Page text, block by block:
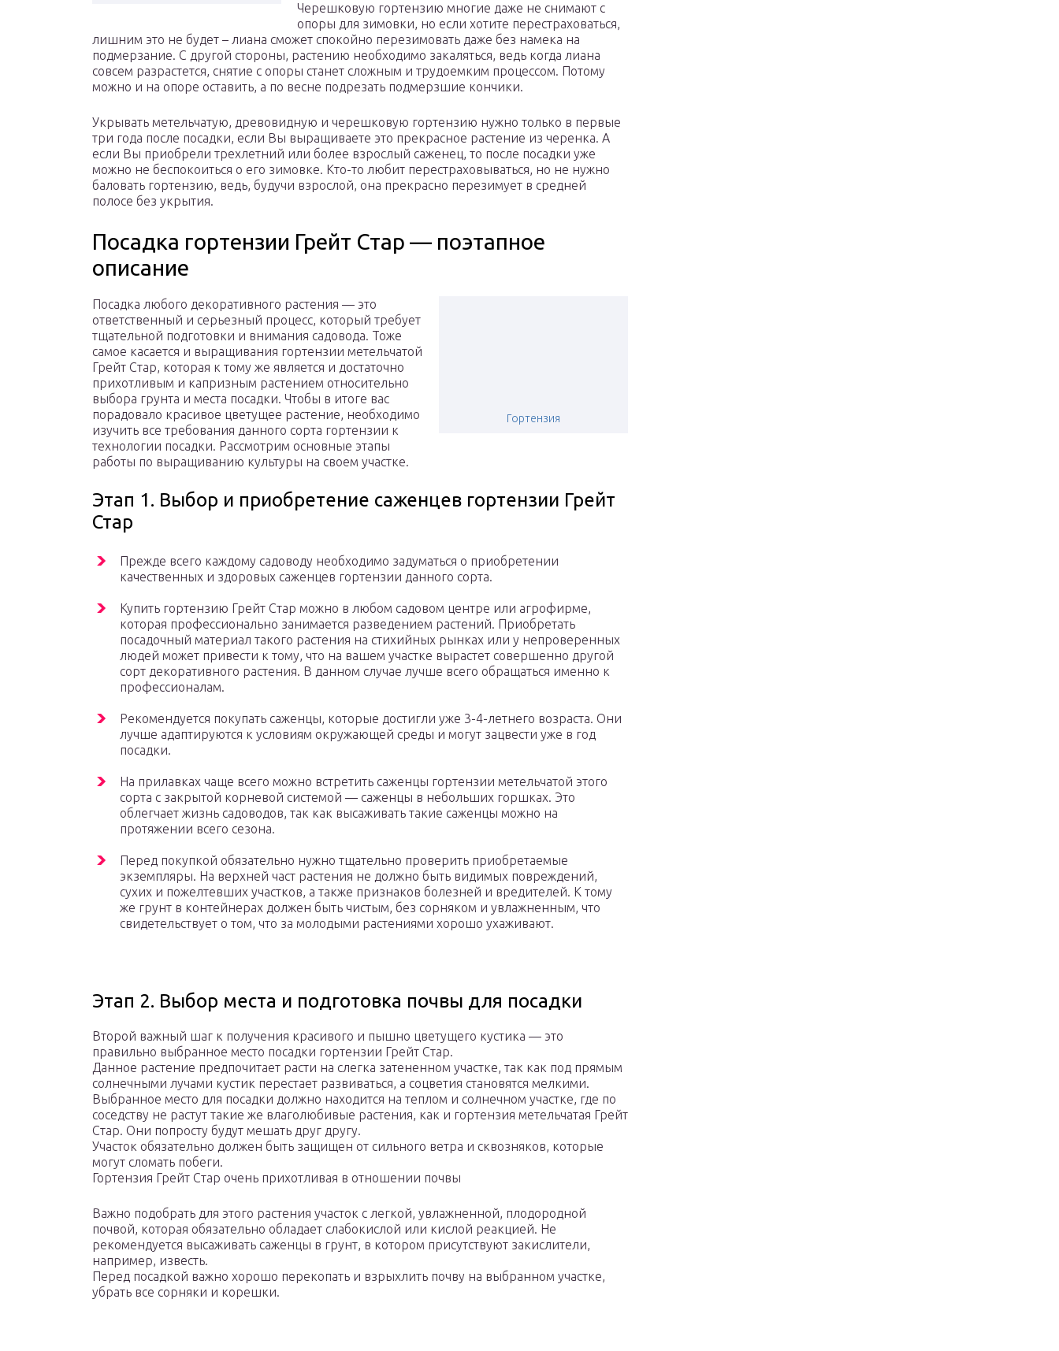
Черешковую гортензию многие даже не снимают с
опоры для зимовки, но если хотите перестраховаться,
лишним это не будет – лиана сможет спокойно перезимовать даже без намека на
подмерзание. С другой стороны, растению необходимо закаляться, ведь когда лиана
совсем разрастется, снятие с опоры станет сложным и трудоемким процессом. Потому
можно и на опоре оставить, а по весне подрезать подмерзшие кончики.
Укрывать метельчатую, древовидную и черешковую гортензию нужно только в первые
три года после посадки, если Вы выращиваете это прекрасное растение из черенка. А
если Вы приобрели трехлетний или более взрослый саженец, то после посадки уже
можно не беспокоиться о его зимовке. Кто-то любит перестраховываться, но не нужно
баловать гортензию, ведь, будучи взрослой, она прекрасно перезимует в средней
полосе без укрытия.
Посадка гортензии Грейт Стар — поэтапное
описание
Гортензия
Посадка любого декоративного растения — это
ответственный и серьезный процесс, который требует
тщательной подготовки и внимания садовода. Тоже
самое касается и выращивания гортензии метельчатой
Грейт Стар, которая к тому же является и достаточно
прихотливым и капризным растением относительно
выбора грунта и места посадки. Чтобы в итоге вас
порадовало красивое цветущее растение, необходимо
изучить все требования данного сорта гортензии к
технологии посадки. Рассмотрим основные этапы
работы по выращиванию культуры на своем участке.
Этап 1. Выбор и приобретение саженцев гортензии Грейт
Стар
Прежде всего каждому садоводу необходимо задуматься о приобретении
качественных и здоровых саженцев гортензии данного сорта.
Купить гортензию Грейт Стар можно в любом садовом центре или агрофирме,
которая профессионально занимается разведением растений. Приобретать
посадочный материал такого растения на стихийных рынках или у непроверенных
людей может привести к тому, что на вашем участке вырастет совершенно другой
сорт декоративного растения. В данном случае лучше всего обращаться именно к
профессионалам.
Рекомендуется покупать саженцы, которые достигли уже 3-4-летнего возраста. Они
лучше адаптируются к условиям окружающей среды и могут зацвести уже в год
посадки.
На прилавках чаще всего можно встретить саженцы гортензии метельчатой этого
сорта с закрытой корневой системой — саженцы в небольших горшках. Это
облегчает жизнь садоводов, так как высаживать такие саженцы можно на
протяжении всего сезона.
Перед покупкой обязательно нужно тщательно проверить приобретаемые
экземпляры. На верхней част растения не должно быть видимых повреждений,
сухих и пожелтевших участков, а также признаков болезней и вредителей. К тому
же грунт в контейнерах должен быть чистым, без сорняком и увлажненным, что
свидетельствует о том, что за молодыми растениями хорошо ухаживают.
Этап 2. Выбор места и подготовка почвы для посадки
Второй важный шаг к получения красивого и пышно цветущего кустика — это
правильно выбранное место посадки гортензии Грейт Стар.
Данное растение предпочитает расти на слегка затененном участке, так как под прямым
солнечными лучами кустик перестает развиваться, а соцветия становятся мелкими.
Выбранное место для посадки должно находится на теплом и солнечном участке, где по
соседству не растут такие же влаголюбивые растения, как и гортензия метельчатая Грейт
Стар. Они попросту будут мешать друг другу.
Участок обязательно должен быть защищен от сильного ветра и сквозняков, которые
могут сломать побеги.
Гортензия Грейт Стар очень прихотливая в отношении почвы
Важно подобрать для этого растения участок с легкой, увлажненной, плодородной
почвой, которая обязательно обладает слабокислой или кислой реакцией. Не
рекомендуется высаживать саженцы в грунт, в котором присутствуют закислители,
например, известь.
Перед посадкой важно хорошо перекопать и взрыхлить почву на выбранном участке,
убрать все сорняки и корешки.